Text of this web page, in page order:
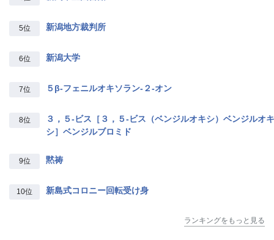
5位 新潟地方裁判所
6位 新潟大学
7位 ５β‐フェニルオキソラン‐２‐オン
8位
３，５‐ビス［３，５‐ビス（ベンジルオキシ）ベンジルオキ
シ］ベンジルブロミド
9位 黙祷
10位 新島式コロニー回転受け身
ランキングをもっと見る